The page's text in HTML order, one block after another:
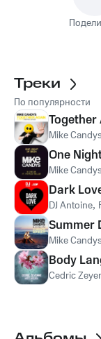
Треки
По популярности
Together
Mike
One
Mike
Dark
DJ Antoine,
Summer
Mike
Body
Cedric